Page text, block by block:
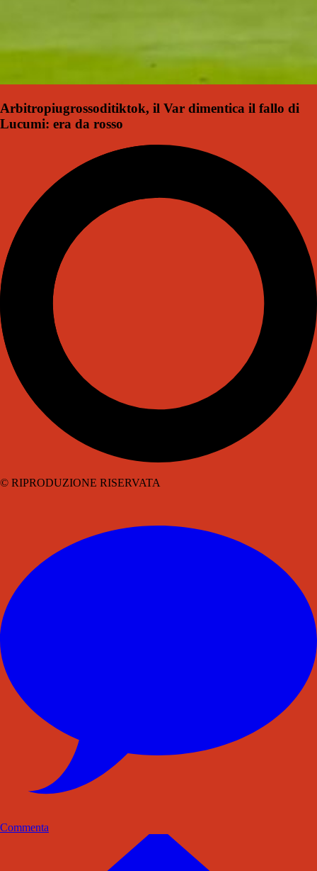
Arbitropiugrossoditiktok, il Var dimentica il fallo di
Lucumi: era da rosso
© RIPRODUZIONE RISERVATA
Commenta